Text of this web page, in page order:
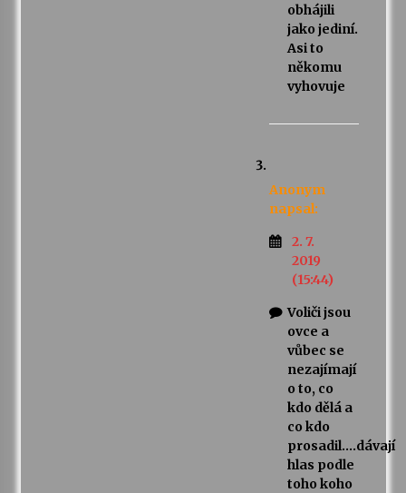
obhájili
jako jediní.
Asi to
někomu
vyhovuje
Anonym
napsal:
2. 7.
2019
(15:44)
Voliči jsou
ovce a
vůbec se
nezajímají
o to, co
kdo dělá a
co kdo
prosadil….dávají
hlas podle
toho koho